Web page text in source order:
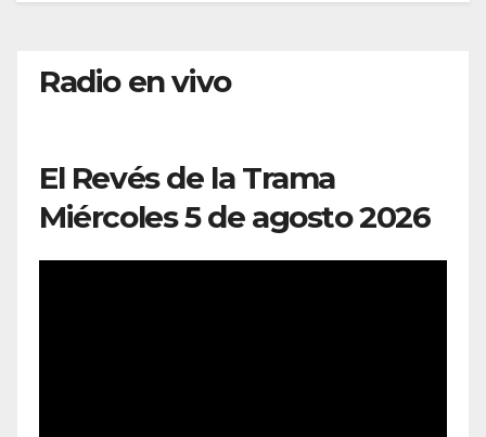
Radio en vivo
El Revés de la Trama
Miércoles 5 de agosto 2026